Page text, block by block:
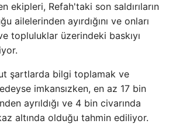
ekipleri, Refah'taki son saldırıların
ailelerinden ayırdığını ve onları
topluluklar üzerindeki baskıyı
şartlarda bilgi toplamak ve
imkansızken, en az 17 bin
ayrıldığı ve 4 bin civarında
altında olduğu tahmin ediliyor.